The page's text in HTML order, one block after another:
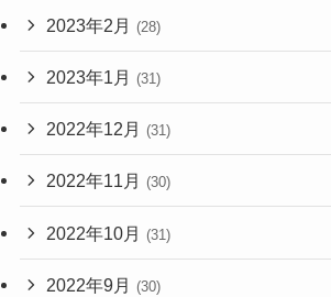
2023年2月 (28)
2023年1月 (31)
2022年12月 (31)
2022年11月 (30)
2022年10月 (31)
2022年9月 (30)